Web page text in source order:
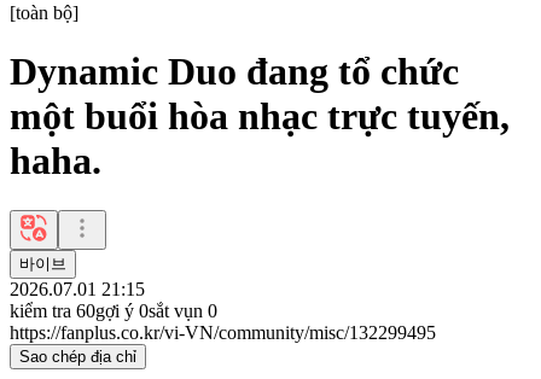
[toàn bộ]
Dynamic Duo đang tổ chức
một buổi hòa nhạc trực tuyến,
haha.
바이브
2026.07.01 21:15
kiểm tra 60gợi ý 0sắt vụn 0
https://fanplus.co.kr/vi-VN/community/misc/132299495
Sao chép địa chỉ